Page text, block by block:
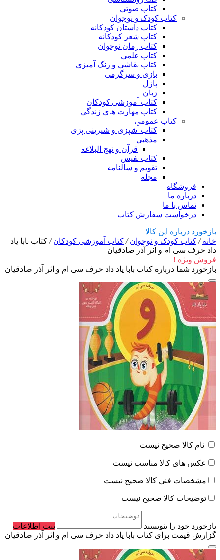
کتاب صوتی
کتاب کودک و نوجوان
کتاب داستان کودکانه
کتاب شعر کودکانه
کتاب رمان نوجوان
کتاب علمی
کتاب نقاشی و رنگ آمیزی
بازی و سرگرمی
پازل
زبان
کتاب آموزشی کودکان
کتاب مهارت های زندگی
کتاب عمومی
کتاب آشپزی و شیرینی پزی
مذهبی
قرآن و نهج البلاغه
کتاب نفیس
تقویم و سالنامه
مجله
فروشگاه
درباره ما
تماس با ما
درخواست سفارش کتاب
بازخورد درباره این کالا
خانه/ کتاب کودک و نوجوان/ کتاب آموزشی کودکان/ کتاب بابا یاد
داد حرف سی ام و اثر آذر صادقیان
فروش ویژه !
بازخورد شما درباره کتاب بابا یاد داد حرف سی ام و اثر آذر صادقیان
نام کالا صحیح نیست
عکس های کالا مناسب نیست
مشخصات فنی کالا صحیح نیست
توضیحات کالا صحیح نیست
بازخورد خود را بنویسید
ثبت اطلاعات
گزارش قیمت برای کتاب بابا یاد داد حرف سی ام و اثر آذر صادقیان